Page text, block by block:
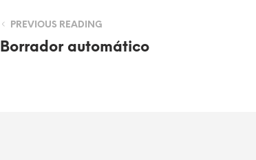
PREVIOUS READING
Borrador automático